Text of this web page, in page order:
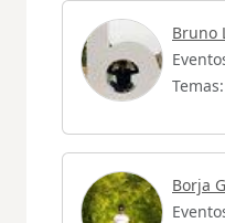
Bruno
Borja